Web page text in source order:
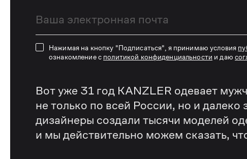
Нажимая на кнопку "Подписаться", я принимаю условия
ознакомление с политикой конфиденциальности и даю
Вот уже 31 год KANZLER одевает
не только по всей России, но и
дизайнеры создали тысячи моделей
и мы действительно можем сказать,